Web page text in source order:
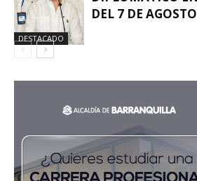
DESTACADO
DEL 7 DE AGOSTO